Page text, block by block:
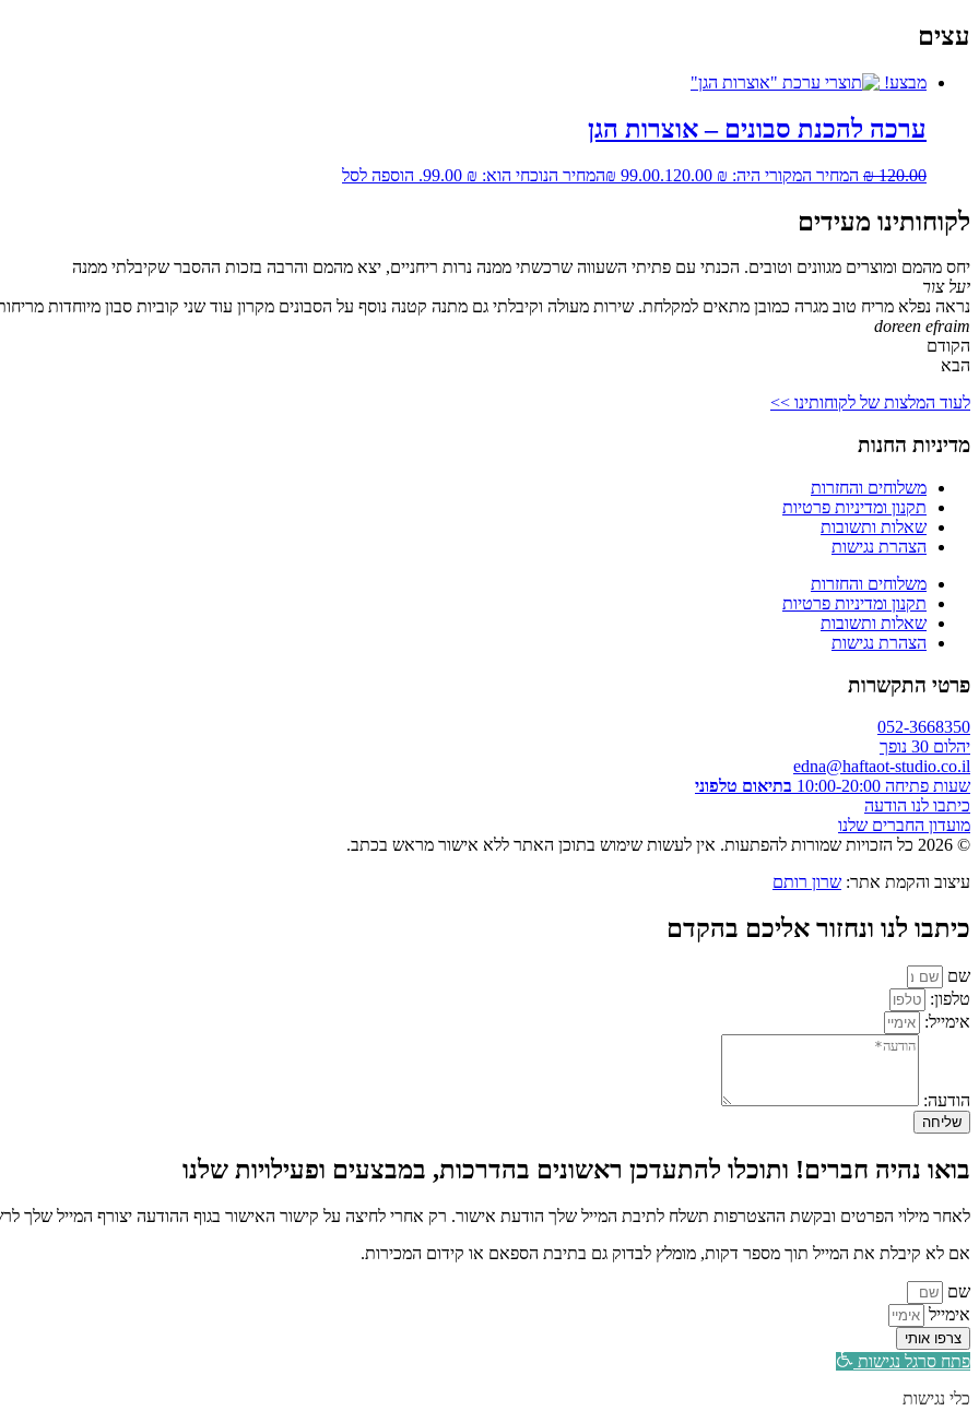
עצים
מבצע!
ערכה להכנת סבונים – אוצרות הגן
₪120.00 המחיר המקורי היה: ₪ 120.00. ₪ 99.00 המחיר הנוכחי הוא: ₪ 99.00. הוספה לסל
לקוחותינו מעידים
יחס מהמם ומוצרים מגוונים וטובים. הכנתי עם פתיתי השעווה שרכשתי ממנה נרות ריחניים, יצא מהמם והרבה בזכות ההסבר שקיבלתי ממנה
יעל צור
נראה נפלא מריח טוב מגרה כמובן מתאים למקלחת. שירות מעולה וקיבלתי גם מתנה קטנה נוסף על הסבונים מקרון עוד שני קוביות סבון מיוחדות
doreen efraim
הקודם
הבא
לעוד המלצות של לקוחותינו >>
מדיניות החנות
משלוחים והחזרות
תקנון ומדיניות פרטיות
שאלות ותשובות
הצהרת נגישות
משלוחים והחזרות
תקנון ומדיניות פרטיות
שאלות ותשובות
הצהרת נגישות
פרטי התקשרות
052-3668350
יהלום 30 נופך
edna@haftaot-studio.co.il
שעות פתיחה 10:00-20:00
בתיאום טלפוני
כיתבו לנו הודעה
מועדון החברים שלנו
© 2026 כל הזכויות שמורות להפתעות. אין לעשות שימוש בתוכן האתר ללא אישור מראש בכתב.
עיצוב והקמת אתר: שרון רותם
כיתבו לנו ונחזור אליכם בהקדם
שם
טלפון:
אימייל:
הודעה:
שליחה
בואו נהיה חברים! ותוכלו להתעדכן ראשונים בהדרכות, במבצעים ופעילויות שלנו
לאחר מילוי הפרטים ובקשת ההצטרפות תשלח לתיבת המייל שלך הודעת אישור. רק אחרי לחיצה על קישור האישור בגוף ההודעה יצורף המייל שלך
אם לא קיבלת את המייל תוך מספר דקות, מומלץ לבדוק גם בתיבת הספאם או קידום המכירות.
שם
אימייל
צרפו אותי
פתח סרגל נגישות
כלי נגישות